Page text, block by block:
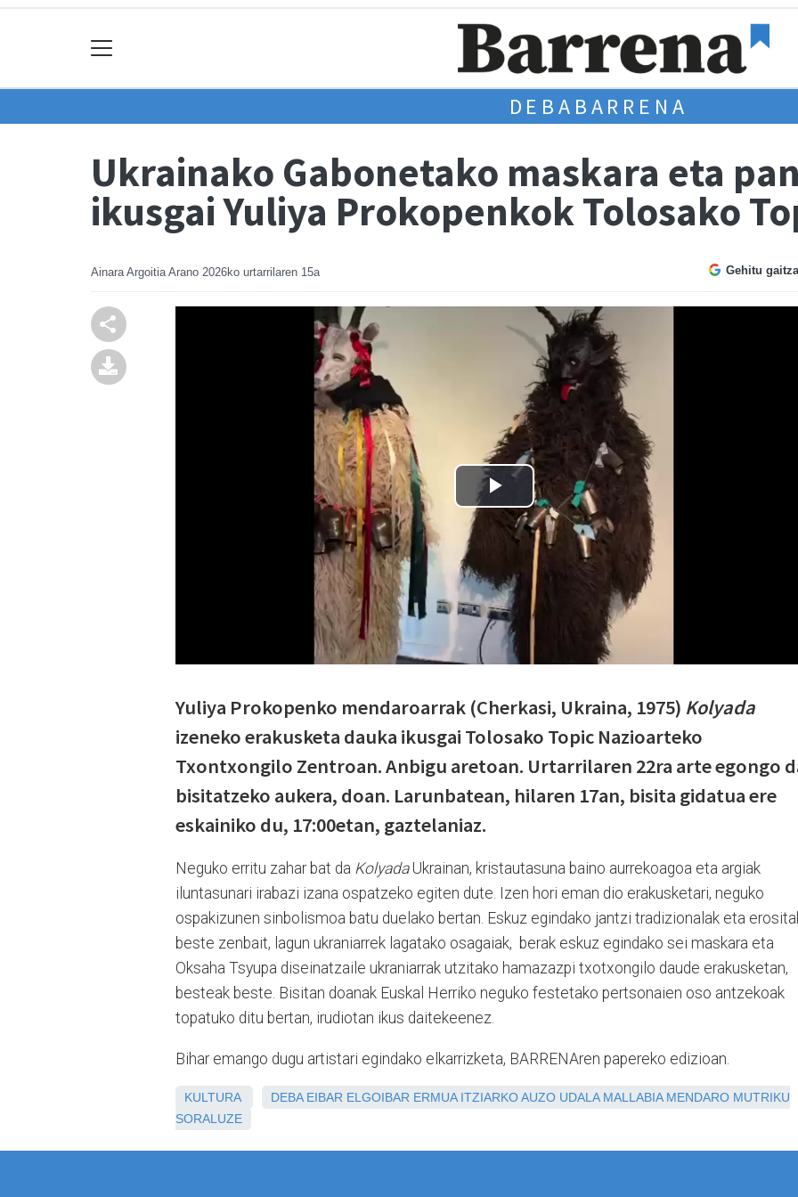
DEBABARRENA
Ukrainako Gabonetako maskara eta
ikusgai Yuliya Prokopenkok Tolosako
Ainara Argoitia Arano 2026ko urtarrilaren 15a Gehitu
Yuliya Prokopenko mendaroarrak (Cherkasi, Ukraina, 1975) Kolyada
izeneko erakusketa dauka ikusgai Tolosako Topic Nazioarteko
Txontxongilo Zentroan. Anbigu aretoan. Urtarrilaren 22ra arte egongo
bisitatzeko aukera, doan. Larunbatean, hilaren 17an, bisita gidatua ere
eskainiko du, 17:00etan, gaztelaniaz.
Neguko erritu zahar bat da KolyadaUkrainan, kristautasuna baino aurrekoagoa eta argiak
iluntasunari irabazi izana ospatzeko egiten dute. Izen hori eman dio erakusketari, neguko
ospakizunen sinbolismoa batu duelako bertan. Eskuz egindako jantzi tradizionalak eta
beste zenbait, lagun ukraniarrek lagatako osagaiak, berak eskuz egindako sei maskara eta
Oksaha Tsyupa diseinatzaile ukraniarrak utzitako hamazazpi txotxongilo daude erakusketan,
besteak beste. Bisitan doanak Euskal Herriko neguko festetako pertsonaien oso antzekoak
topatuko ditu bertan, irudiotan ikus daitekeenez.
Bihar emango dugu artistari egindako elkarrizketa, BARRENAren papereko edizioan.
KULTURA DEBA EIBAR ELGOIBAR ERMUA ITZIARKO AUZO UDALA MALLABIA MENDARO MUTRIKU
SORALUZE